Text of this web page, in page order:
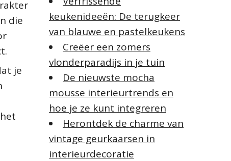
die
je
keukenideeën: De terugkeer
van blauwe en pastelkeukens
Creëer een zomers
vlonderparadijs in je tuin
De nieuwste mocha
mousse interieurtrends en
hoe je ze kunt integreren
Herontdek de charme van
vintage geurkaarsen in
interieurdecoratie